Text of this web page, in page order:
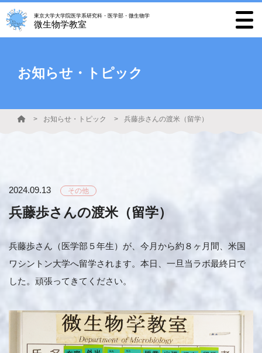
東京大学大学院医学系研究科・医学部・微生物学
微生物学教室
お知らせ・トピック
お知らせ・トピック 兵藤歩さんの渡米（留学）
2024.09.13 その他
兵藤歩さんの渡米（留学）
兵藤歩さん（医学部５年生）が、今月から約８ヶ月間、米国
ワシントン大学へ留学されます。本日、一旦当ラボ最終日で
した。頑張ってきてください。